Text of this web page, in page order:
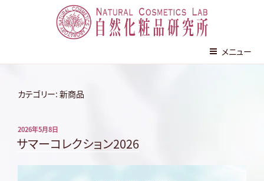
メニュー
カテゴリー: 新商品
投
稿
日:
2026年5月8日
サマーコレクション2026